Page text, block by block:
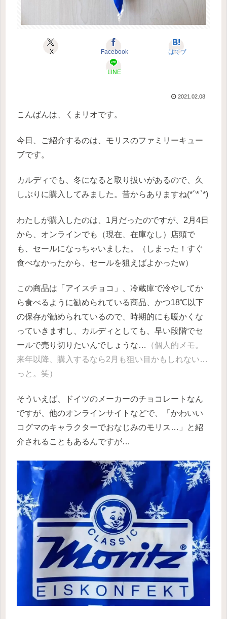
X Facebook はてブ
LINE
2021.02.08
こんばんは、くまリオです。
今日、ご紹介するのは、モリスのファミリーキュー
ブです。
カルディでも、冬になると取り扱いがあるので、久
しぶりに購入してみました。昔からありますね(*´꒳`*)
わたしが購入したのは、1月だったのですが、2月4日
から、オンラインでも（現在、在庫なし）店頭で
も、セールになっちゃいました。（しまった！すぐ
食べなかったから、セールを狙えばよかったw）
この商品は「アイスチョコ」、冷蔵庫で冷やしてか
ら食べるように勧められている商品、かつ18℃以下
の保存が勧められているので、時期的にも暖かくな
っていきますし、カルディとしても、早い段階でセ
ールで売り切りたいんでしょうな…
（個人的メモ。
来年以降、購入するなら2月も狙い目かもしれない…
っと。笑）
そういえば、ドイツのメーカーのチョコレートなん
ですが、他のオンラインサイトなどで、「かわいい
コグマのキャラクターでおなじみのモリス…」と紹
介されることもあるんですが…